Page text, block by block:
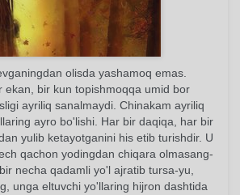
olisda yashamoq emas.
ekan, bir kun topishmoqqa umid bor
ayriliq sanalmaydi. Chinakam ayriliq
ayro bo'lishi. Har bir daqiqa, har bir
yulib ketayotganini his etib turishdir. U
qachon yodingdan chiqara olmasang-
necha qadamli yo'l ajratib tursa-yu,
unga eltuvchi yo'llaring hijron dashtida